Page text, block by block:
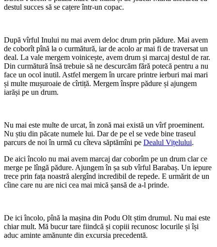
destul succes să se cațere într-un copac.
După vîrful Inului nu mai avem deloc drum prin pădure. Mai avem
de coborît pînă la o curmătură, iar de acolo ar mai fi de traversat un
deal. La vale mergem voinicește, avem drum și marcaj destul de rar.
Din curmătură însă trebuie să ne descurcăm fără potecă pentru a nu
face un ocol inutil. Astfel mergem în urcare printre ierburi mai mari
și multe mușuroaie de cîrtiță. Mergem înspre pădure și ajungem
iarăși pe un drum.
Nu mai este multe de urcat, în zonă mai există un vîrf proeminent.
Nu știu din păcate numele lui. Dar de pe el se vede bine traseul
parcurs de noi în urmă cu cîteva săptămîni pe Dealul Vițelului.
De aici încolo nu mai avem marcaj dar coborîm pe un drum clar ce
merge pe lîngă pădure. Ajungem în șa sub vîrful Barabaș. Un iepure
trece prin fața noastră alergînd incredibil de repede. E urmărit de un
cîine care nu are nici cea mai mică șansă de a-l prinde.
De ici încolo, pînă la mașina din Podu Olt știm drumul. Nu mai este
chiar mult. Mă bucur tare fiindcă și copiii recunosc locurile și își
aduc aminte amănunte din excursia precedentă.